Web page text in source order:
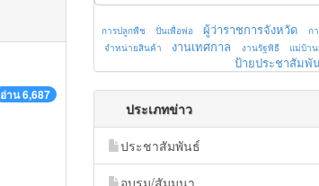
อ่าน 6,687
การปลูกพืช ปั่นเพื่อพ่อ ผู้ว่าราชการจังหวัด ก
จำหน่ายสินค้า
งานเทศกาล งานรัฐพิธี แม่บ้า
ป้ายประชาสัมพั
ประเภทข่าว
ประชาสัมพันธ์
อบรม/สัมมนา